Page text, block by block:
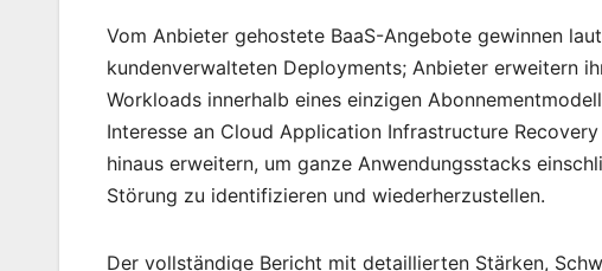
Vom Anbieter gehostete BaaS-Angebote gewinnen
kundenverwalteten Deployments; Anbieter erweitern
Workloads innerhalb eines einzigen
Interesse an Cloud Application Infrastructure
hinaus erweitern, um ganze Anwendungsstacks
Störung zu identifizieren und wiederherzustellen.
Der vollständige Bericht mit detaillierten Stärken,